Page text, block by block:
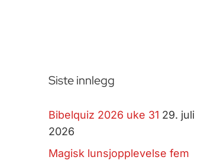
Siste innlegg
Bibelquiz 2026 uke 31 29. juli
2026
Magisk lunsjopplevelse fem